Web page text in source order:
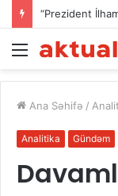
Menu
Ana Səhifə /
Analitika Gündəm